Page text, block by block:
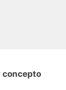
concepto